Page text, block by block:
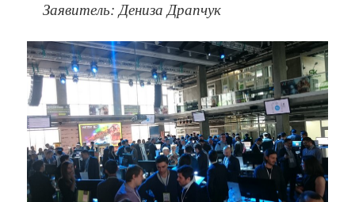
Заявитель: Дениза Драпчук